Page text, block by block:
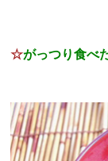
☆がっつり食べ